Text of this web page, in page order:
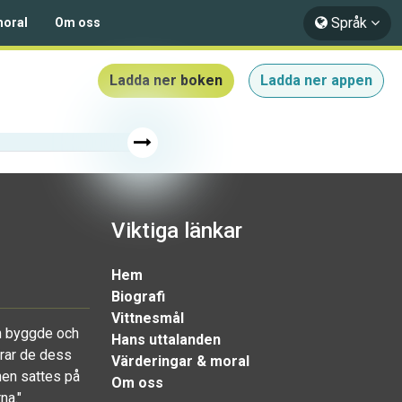
Om oss Språk
Ladda ner boken Ladda ner appen
byggde och
de dess
sattes på
Viktiga länkar
Hem
Biografi
Vittnesmål
Hans uttalanden
Värderingar & moral
Om oss